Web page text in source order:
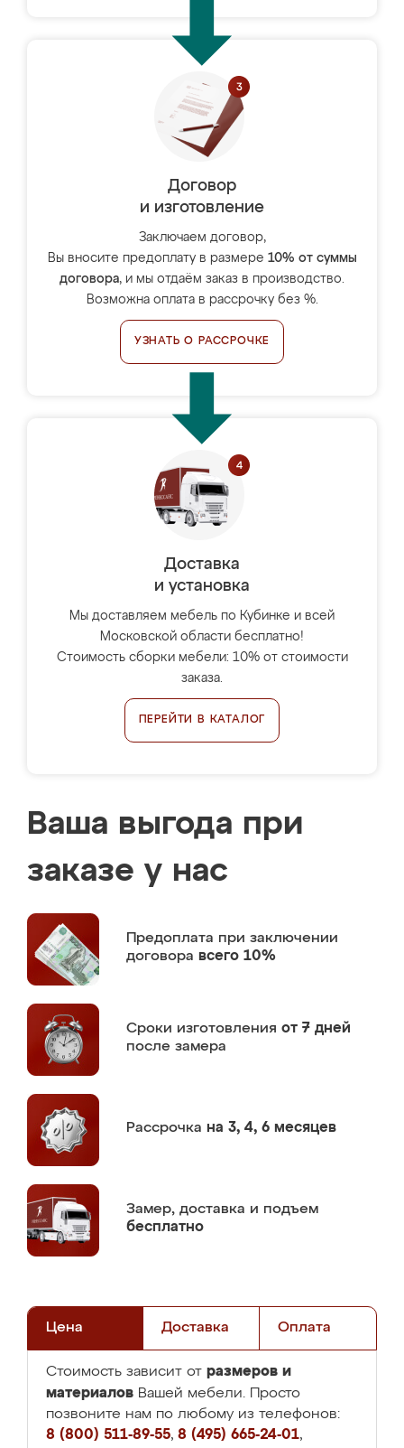
Договор
и изготовление
Заключаем договор,
Вы вносите предоплату в размере 10% от суммы
договора, и мы отдаём заказ в производство.
Возможна оплата в рассрочку без %.
УЗНАТЬ О РАССРОЧКЕ
Доставка
и установка
Мы доставляем мебель по Кубинке и всей
Московской области бесплатно!
Стоимость сборки мебели: 10% от стоимости
заказа.
ПЕРЕЙТИ В КАТАЛОГ
Ваша выгода при
заказе у нас
Предоплата при заключении
договора всего 10%
Сроки изготовления от 7 дней
после замера
Рассрочка на 3, 4, 6 месяцев
Замер, доставка и подъем
бесплатно
Цена Доставка Оплата
Стоимость зависит от размеров и
материалов Вашей мебели. Просто
позвоните нам по любому из телефонов:
8 (800) 511-89-55, 8 (495) 665-24-01,